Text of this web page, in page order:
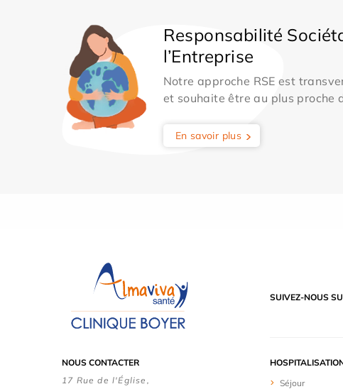
Responsabilité
l’Entreprise
Notre approche RSE est
et souhaite être au plus proche
En savoir plus
SUIVEZ-NOUS
NOUS CONTACTER
17 Rue de l'Église,
Séjour